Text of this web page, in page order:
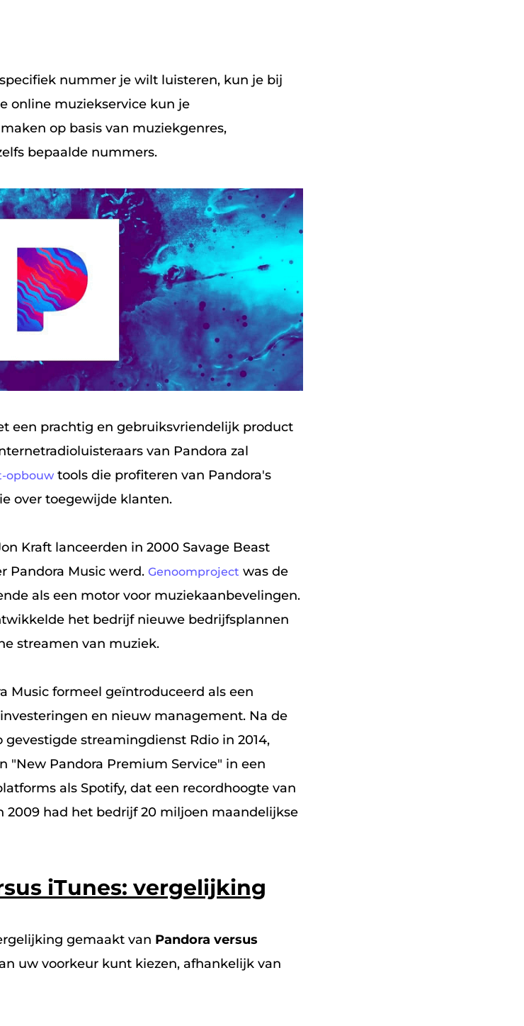
nummer je wilt luisteren, kun je bij
online muziekservice kun je
op basis van muziekgenres,
bepaalde nummers.
een prachtig en gebruiksvriendelijk product
van Pandora zal
opbouw tools die profiteren van Pandora's
over toegewijde klanten.
Kraft lanceerden in 2000 Savage Beast
Pandora Music werd. Genoomproject was de
als een motor voor muziekaanbevelingen.
het bedrijf nieuwe bedrijfsplannen
streamen van muziek.
Music formeel geïntroduceerd als een
en nieuw management. Na de
gevestigde streamingdienst Rdio in 2014,
"New Pandora Premium Service" in een
als Spotify, dat een recordhoogte van
2009 had het bedrijf 20 miljoen maandelijkse
iTunes: vergelijking
gemaakt van Pandora versus
uw voorkeur kunt kiezen, afhankelijk van